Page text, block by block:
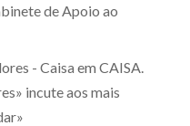
de Apoio ao
- Caisa em CAISA.
incute aos mais